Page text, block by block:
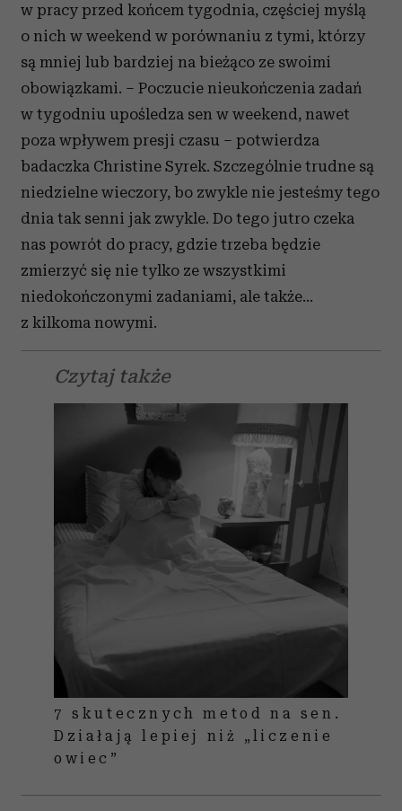
w pracy przed końcem tygodnia, częściej myślą
o nich w weekend w porównaniu z tymi, którzy
są mniej lub bardziej na bieżąco ze swoimi
obowiązkami. – Poczucie nieukończenia zadań
w tygodniu upośledza sen w weekend, nawet
poza wpływem presji czasu – potwierdza
badaczka Christine Syrek. Szczególnie trudne są
niedzielne wieczory, bo zwykle nie jesteśmy tego
dnia tak senni jak zwykle. Do tego jutro czeka
nas powrót do pracy, gdzie trzeba będzie
zmierzyć się nie tylko ze wszystkimi
niedokończonymi zadaniami, ale także…
z kilkoma nowymi.
Czytaj także
7 skutecznych metod na sen.
Działają lepiej niż „liczenie
owiec”